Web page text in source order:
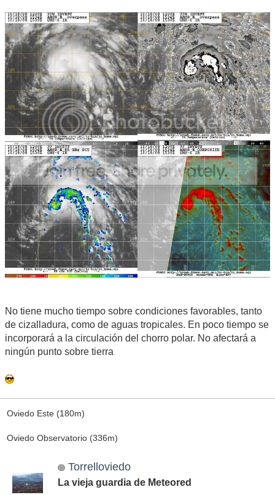
No tiene mucho tiempo sobre condiciones favorables, tanto
de cizalladura, como de aguas tropicales. En poco tiempo se
incorporará a la circulación del chorro polar. No afectará a
ningún punto sobre tierra
Oviedo Este (180m)
Oviedo Observatorio (336m)
Torrelloviedo
La vieja guardia de Meteored